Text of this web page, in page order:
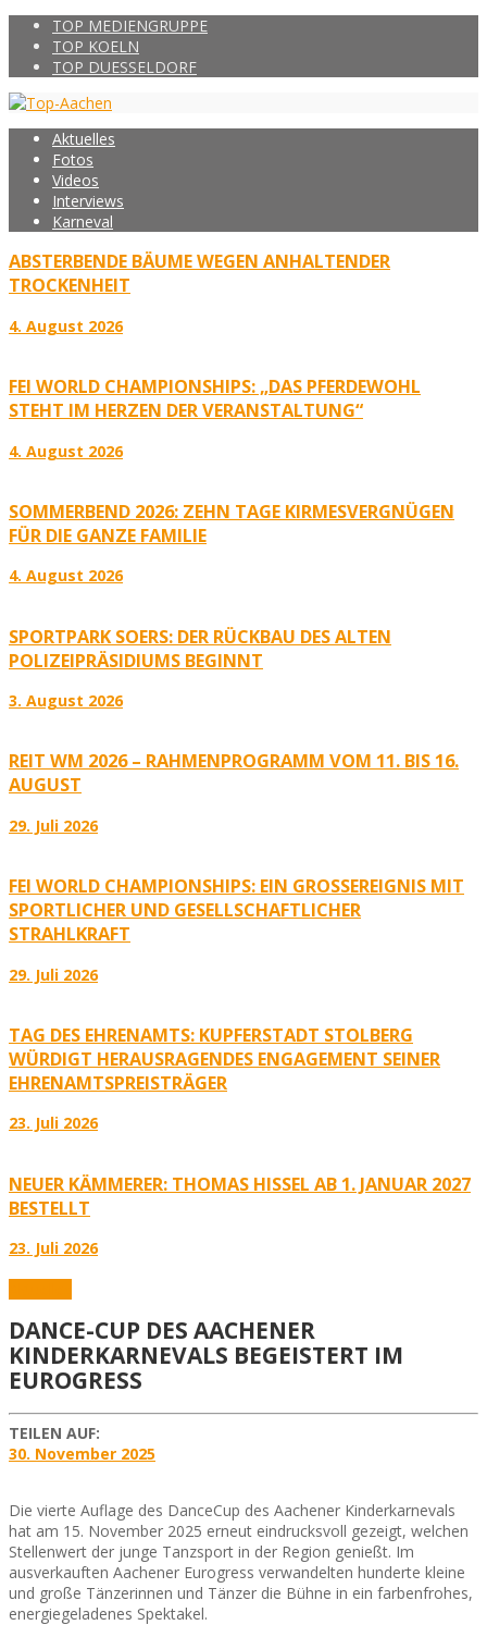
TOP MEDIENGRUPPE
TOP KOELN
TOP DUESSELDORF
Aktuelles
Fotos
Videos
Interviews
Karneval
ABSTERBENDE BÄUME WEGEN ANHALTENDER
TROCKENHEIT
4. August 2026
FEI WORLD CHAMPIONSHIPS: „DAS PFERDEWOHL
STEHT IM HERZEN DER VERANSTALTUNG“
4. August 2026
SOMMERBEND 2026: ZEHN TAGE KIRMESVERGNÜGEN
FÜR DIE GANZE FAMILIE
4. August 2026
SPORTPARK SOERS: DER RÜCKBAU DES ALTEN
POLIZEIPRÄSIDIUMS BEGINNT
3. August 2026
REIT WM 2026 – RAHMENPROGRAMM VOM 11. BIS 16.
AUGUST
29. Juli 2026
FEI WORLD CHAMPIONSHIPS: EIN GROSSEREIGNIS MIT S
PORTLICHER UND GESELLSCHAFTLICHER S
TRAHLKRAFT
29. Juli 2026
TAG DES EHRENAMTS: KUPFERSTADT STOLBERG
WÜRDIGT HERAUSRAGENDES ENGAGEMENT SEINER
EHRENAMTSPREISTRÄGER
23. Juli 2026
NEUER KÄMMERER: THOMAS HISSEL AB 1. JANUAR 2027
BESTELLT
23. Juli 2026
DANCE-CUP DES AACHENER
KINDERKARNEVALS BEGEISTERT IM
EUROGRESS
TEILEN AUF:
30. November 2025
Die vierte Auflage des DanceCup des Aachener Kinderkarnevals
hat am 15. November 2025 erneut eindrucksvoll gezeigt, welchen
Stellenwert der junge Tanzsport in der Region genießt. Im
ausverkauften Aachener Eurogress verwandelten hunderte kleine
und große Tänzerinnen und Tänzer die Bühne in ein farbenfrohes,
energiegeladenes Spektakel.